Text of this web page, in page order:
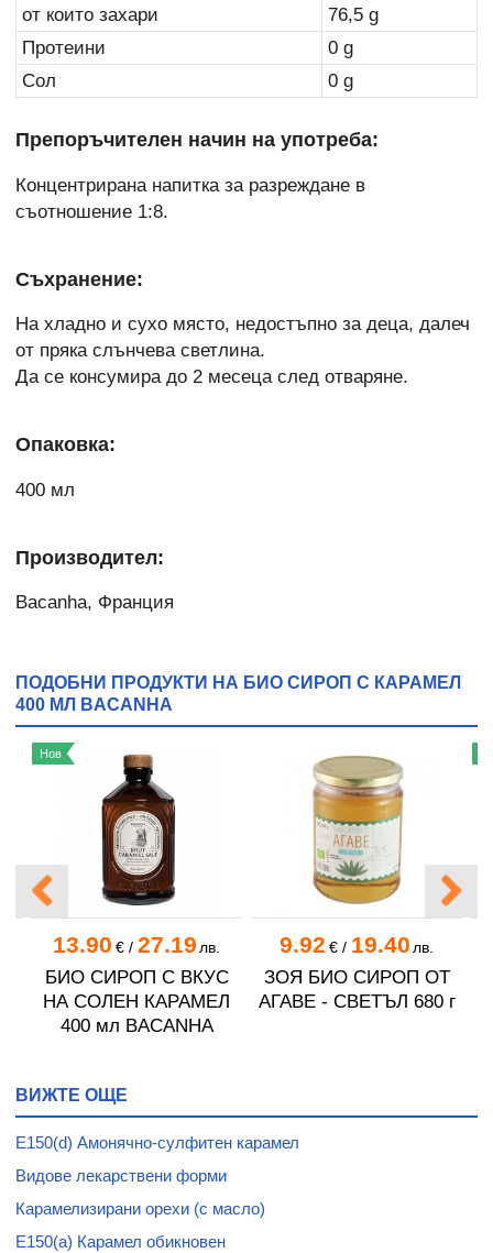
от които захари
76,5 g
Протеини
0 g
Сол
0 g
Препоръчителен начин на употреба:
Концентрирана напитка за разреждане в
съотношение 1:8.
Съхранение:
На хладно и сухо място, недостъпно за деца, далеч
от пряка слънчева светлина.
Да се консумира до 2 месеца след отваряне.
Опаковка:
400 мл
Производител:
Bacanha, Франция
ПОДОБНИ ПРОДУКТИ НА БИО СИРОП С КАРАМЕЛ
400 МЛ BACANHA
13.90 €/ 27.19 лв.
БИО СИРОП С ВКУС
НА СОЛЕН КАРАМЕЛ
400 мл BACANHA
Нов
9.92 €/ 19.40 лв.
ЗОЯ БИО СИРОП ОТ
АГАВЕ - СВЕТЪЛ 680 г
ВИЖТЕ ОЩЕ
E150(d) Амонячно-сулфитен карамел
Видове лекарствени форми
Карамелизирани орехи (с масло)
E150(a) Карамел обикновен